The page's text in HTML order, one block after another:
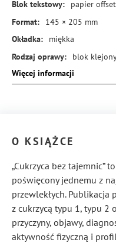
Blok tekstowy:
papier
Format:
145 × 205 mm
Okładka:
miękka
Rodzaj oprawy:
blok
ISBN:
978-83-8455-526-2
Więcej informacji
O KSIĄŻCE
„Cukrzyca bez tajemnic”
poświęcony jednemu z
przewlekłych. Publikacja
z cukrzycą typu 1, typu 2
przyczyny, objawy,
aktywność fizyczną i